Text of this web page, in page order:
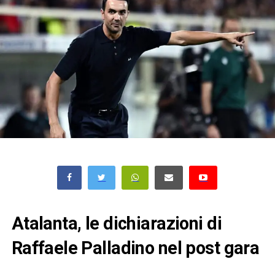
Atalanta, le dichiarazioni di
Raffaele Palladino nel post gara